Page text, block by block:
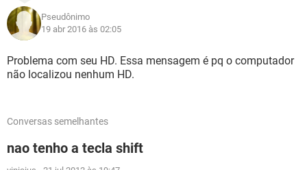
Pseudônimo
19 abr 2016 às 02:05
Problema com seu HD. Essa mensagem é pq o computador
não localizou nenhum HD.
Conversas semelhantes
nao tenho a tecla shift